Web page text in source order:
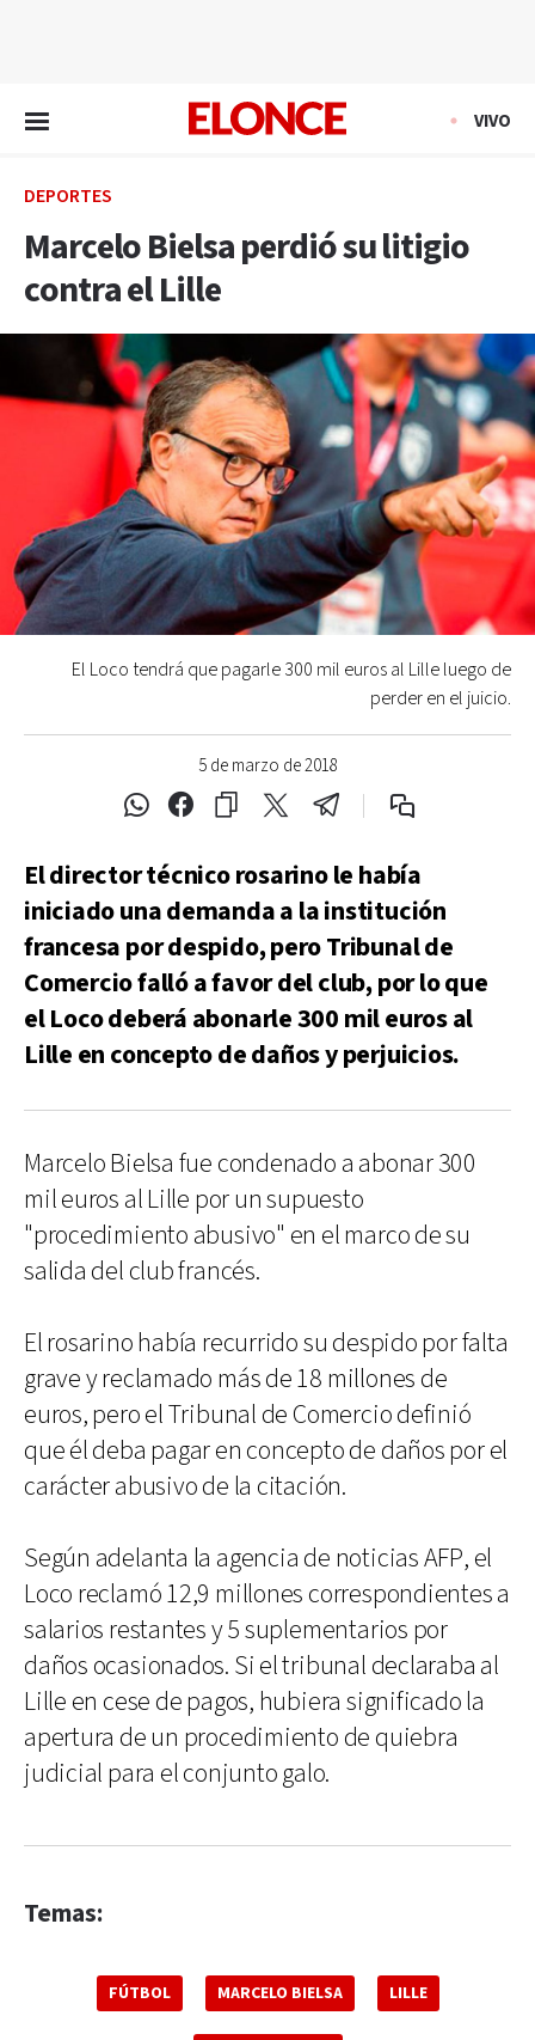
VIVO
DEPORTES
Marcelo Bielsa perdió su litigio
contra el Lille
5 de marzo de 2018
El Loco tendrá que pagarle 300 mil euros al Lille luego de
perder en el juicio.
El director técnico rosarino le había
iniciado una demanda a la institución
francesa por despido, pero Tribunal de
Comercio falló a favor del club, por lo que
el Loco deberá abonarle 300 mil euros al
Lille en concepto de daños y perjuicios.
Marcelo Bielsa fue condenado a abonar 300
mil euros al Lille por un supuesto
"procedimiento abusivo" en el marco de su
salida del club francés.
El rosarino había recurrido su despido por falta
grave y reclamado más de 18 millones de
euros, pero el Tribunal de Comercio definió
que él deba pagar en concepto de daños por el
carácter abusivo de la citación.
Según adelanta la agencia de noticias AFP, el
Loco reclamó 12,9 millones correspondientes a
salarios restantes y 5 suplementarios por
daños ocasionados. Si el tribunal declaraba al
Lille en cese de pagos, hubiera significado la
apertura de un procedimiento de quiebra
judicial para el conjunto galo.
Temas:
FÚTBOL MARCELO BIELSA LILLE